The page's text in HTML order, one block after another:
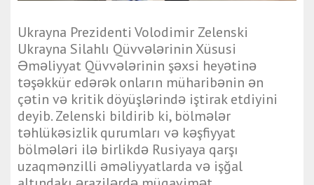
Ukrayna Prezidenti Volodimir Zelenski
Ukrayna Silahlı Qüvvələrinin Xüsusi
Əməliyyat Qüvvələrinin şəxsi heyətinə
təşəkkür edərək onların müharibənin ən
çətin və kritik döyüşlərində iştirak etdiyini
deyib. Zelenski bildirib ki, bölmələr
təhlükəsizlik qurumları və kəşfiyyat
bölmələri ilə birlikdə Rusiyaya qarşı
uzaqmənzilli əməliyyatlarda və işğal